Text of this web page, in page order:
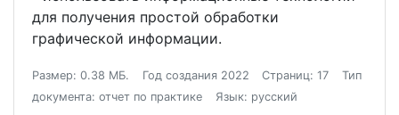
для получения простой обработки
графической информации.
Размер: 0.38 МБ. Год создания 2022 Страниц: 17
Тип
документа: отчет по практике
Язык: русский